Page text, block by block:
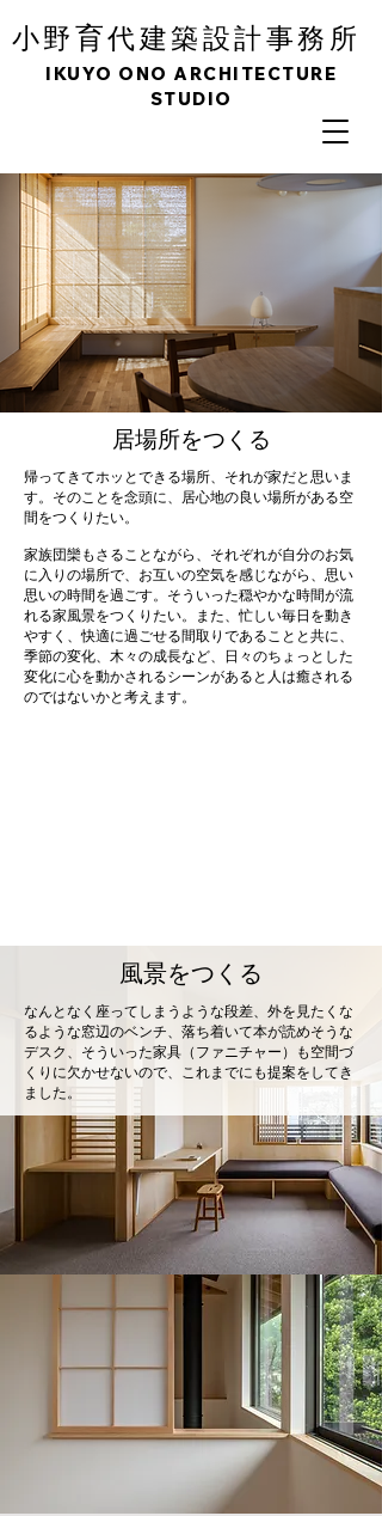
小野育代建築設計事務所
IKUYO ONO ARCHITECTURE
STUDIO
​居場所をつくる
帰ってきてホッとできる場所、それが家だと思いま
す。そのことを念頭に、居心地の良い場所がある空
間をつくりたい。
家族団欒もさることながら、それぞれが自分のお気
に入りの場所で、お互いの空気を感じながら、思い
思いの時間を過ごす。そういった穏やかな時間が流
れる家風景をつくりたい。また、忙しい毎日を動き
やすく、快適に過ごせる間取りであることと共に、
季節の変化、木々の成長など、日々のちょっとした
変化に心を動かされるシーンがあると人は癒される
のではないかと考えます。
​風景をつくる
なんとなく座ってしまうような段差、外を見たくな
るような窓辺のベンチ、落ち着いて本が読めそうな
デスク、そういった家具（ファニチャー）も空間づ
くりに欠かせないので、これまでにも提案をしてき
ました。